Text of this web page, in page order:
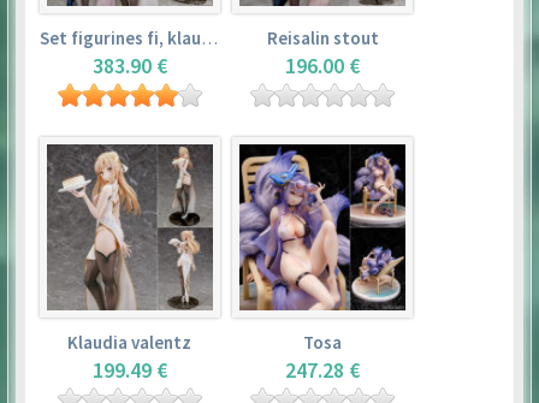
Set figurines fi, klaudia valentz, reisalin stout
383.90 €
Reisalin stout
196.00 €
Klaudia valentz
199.49 €
Tosa
247.28 €